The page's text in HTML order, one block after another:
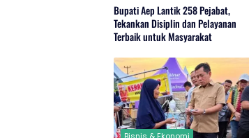
Bupati Aep Lantik 258 Pejabat,
Tekankan Disiplin dan Pelayanan
Terbaik untuk Masyarakat